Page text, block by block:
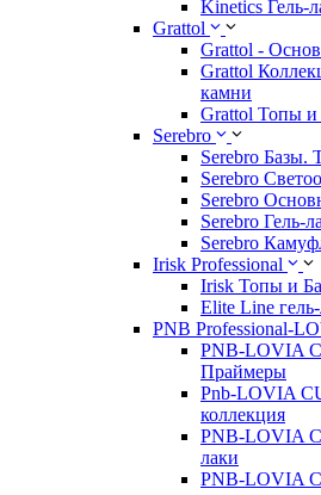
Kinetics Гель-
Grattol
Grattol -
Grattol
камни
Grattol Топы и
Serebro
Serebro Базы.
Serebro
Serebro
Serebro Гель-
Serebro
Irisk Professional
Irisk Топы и
Elite Line
PNB Professional-
PNB-LOVIA
Праймеры
Pnb-LOVIA
коллекция
PNB-LOVIA
лаки
PNB-LOVIA